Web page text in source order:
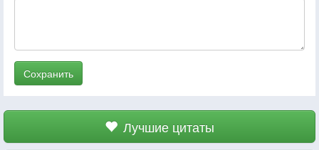
Сохранить
Лучшие цитаты